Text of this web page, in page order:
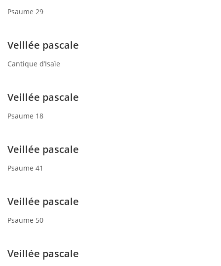
Psaume 29
Veillée pascale
Cantique d’Isaïe
Veillée pascale
Psaume 18
Veillée pascale
Psaume 41
Veillée pascale
Psaume 50
Veillée pascale